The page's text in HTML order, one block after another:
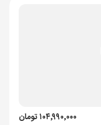
۱۰۴٬۹۹۰٬۰۰۰ تومان